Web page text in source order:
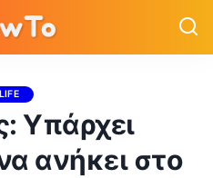
LIFE
Υπάρχει
ανήκει στο